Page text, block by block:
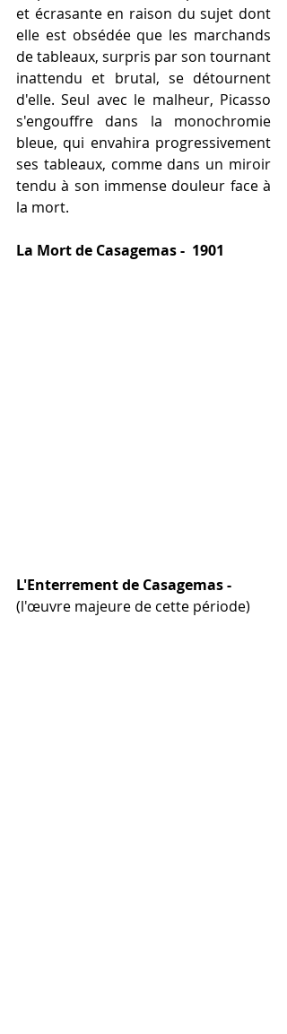
et écrasante en raison du sujet dont
elle est obsédée que les marchands
de tableaux, surpris par son tournant
inattendu et brutal, se détournent
d'elle. Seul avec le malheur, Picasso
s'engouffre dans la monochromie
bleue, qui envahira progressivement
ses tableaux, comme dans un miroir
tendu à son immense douleur face à
la mort.
La Mort de Casagemas -  1901
L'Enterrement de Casagemas -
(l'œuvre majeure de cette période)